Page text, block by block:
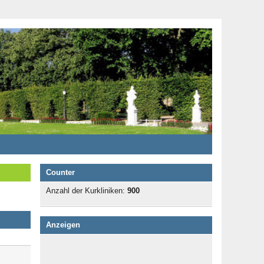
Counter
Anzahl der Kurkliniken: 900
Anzeigen